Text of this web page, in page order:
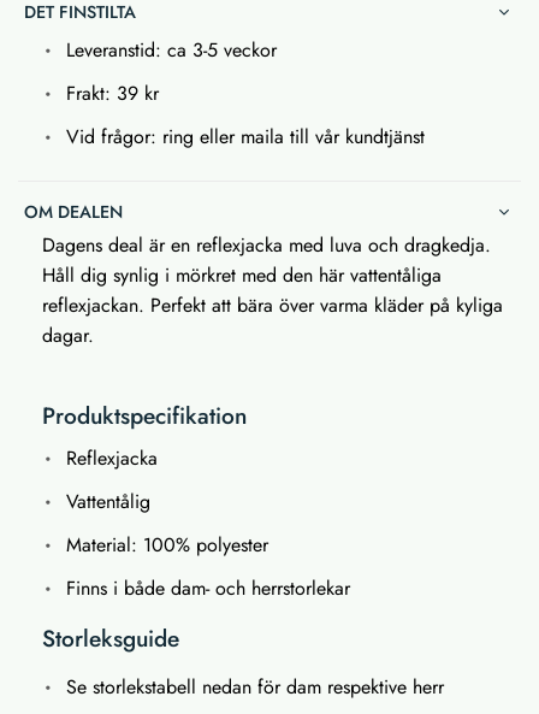
DET FINSTILTA
Leveranstid: ca 3-5 veckor
Frakt: 39 kr
Vid frågor: ring eller maila till vår kundtjänst
OM DEALEN
Dagens deal är en reflexjacka med luva och dragkedja.
Håll dig synlig i mörkret med den här vattentåliga
reflexjackan. Perfekt att bära över varma kläder på kyliga
dagar.
Produktspecifikation
Reflexjacka
Vattentålig
Material: 100% polyester
Finns i både dam- och herrstorlekar
Storleksguide
Se storlekstabell nedan för dam respektive herr